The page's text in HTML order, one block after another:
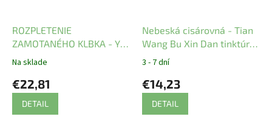
ROZPLETENIE
ZAMOTANÉHO KLBKA - YI
GUAN JIAN WAN mod. -
Na sklade
€22,81
DETAIL
Nebeská cisárovná - Tian
Wang Bu Xin Dan tinktúra
z čínskych bylín
3 - 7 dní
€14,23
DETAIL